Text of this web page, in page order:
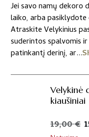
Jei savo namų
laiko, arba pasiklydote
Atraskite Velykinius
suderintos spalvomis
patinkantį derinį, ar...
Velykinė
kiaušiniai
19,00€